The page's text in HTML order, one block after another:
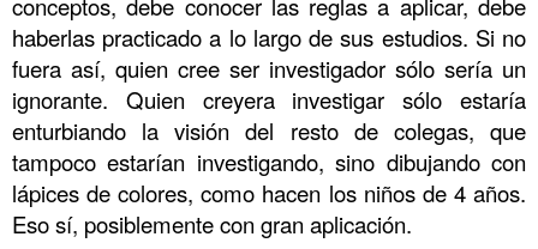
haberlas practicado a lo largo de sus estudios. Si no
fuera así, quien cree ser investigador sólo sería un
ignorante. Quien creyera investigar sólo estaría
enturbiando la visión del resto de colegas, que
tampoco estarían investigando, sino dibujando con
lápices de colores, como hacen los niños de 4 años.
Eso sí, posiblemente con gran aplicación.